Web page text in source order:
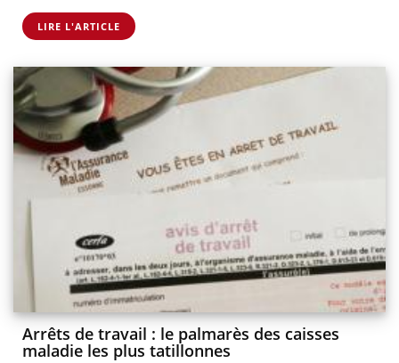
LIRE L'ARTICLE
Arrêts de travail : le palmarès des caisses
maladie les plus tatillonnes